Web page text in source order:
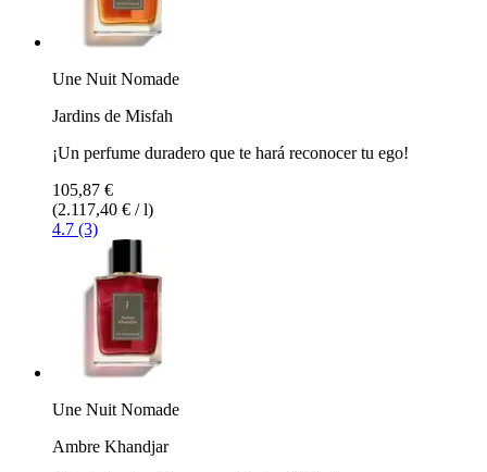
Une Nuit Nomade
Jardins de Misfah
¡Un perfume duradero que te hará reconocer tu ego!
105,87 €
(2.117,40 € / l)
4.7 (3)
Une Nuit Nomade
Ambre Khandjar